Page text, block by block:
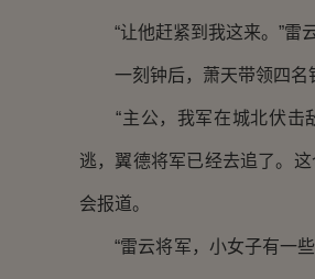
“让他赶紧到我这来。”雷云
一刻钟后，萧天带领四名铁
“主公，我军在城北伏击
逃，翼德将军已经去追了。
会报道。
“雷云将军，小女子有一些